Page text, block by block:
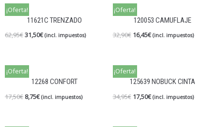
¡Oferta!
11621C TRENZADO
62,95€31,50€ (incl. impuestos)
¡Oferta!
120053 CAMUFLAJE
32,90€ 16,45€ (incl. impuestos)
¡Oferta!
12268 CONFORT
17,50€ 8,75€ (incl. impuestos)
¡Oferta!
125639 NOBUCK CINTA
34,95€ 17,50€ (incl. impuestos)